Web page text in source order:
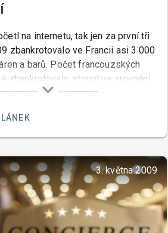
na internetu, tak jen za první tři
zbankrotovalo ve Francii asi 3.000
a barů. Počet francouzských
zbankrotovaly, stoupl ve srovnání
% a počet kaváren, které byly
3. května 2009